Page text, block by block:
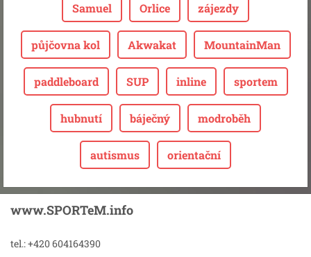
Samuel Orlice zájezdy
půjčovna kol Akwakat MountainMan
paddleboard SUP inline sportem
hubnutí báječný modroběh
autismus orientační
www.SPORTeM.info
tel.: +420 604164390